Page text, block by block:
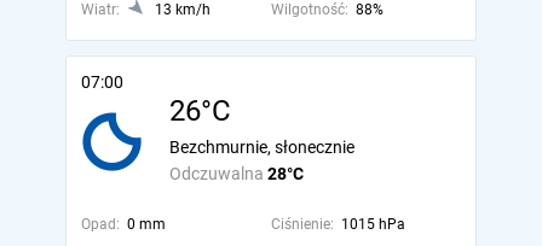
Wiatr:
13 km/h Wilgotność: 88%
07:00
26°C
Odczuwalna 28°C
Bezchmurnie, słonecznie
Opad: 0 mm Ciśnienie: 1015 hPa